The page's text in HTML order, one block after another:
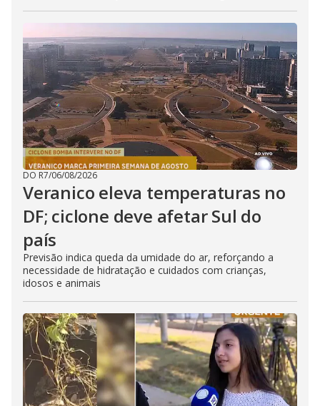
DO R7/06/08/2026
Veranico eleva temperaturas no
DF; ciclone deve afetar Sul do
país
Previsão indica queda da umidade do ar, reforçando a
necessidade de hidratação e cuidados com crianças,
idosos e animais